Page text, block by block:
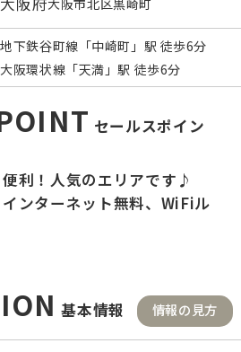
大阪市北区黒崎町
地下鉄谷町線 「中崎町 」駅 徒歩6分
大阪環状線 「天満 」駅 徒歩6分
セールスポイン
利！人気のエリアです♪
ンターネット無料、WiFiル
基本情報 情報の見方